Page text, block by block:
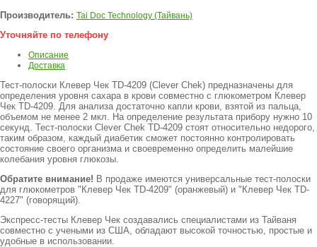
Производитель: Tai Doc Technology (Тайвань)
Уточняйте по телефону
Описание
Доставка
Тест-полоски Клевер Чек TD-4209 (Clever Chek) предназначены для
определения уровня сахара в крови совместно с глюкометром Клевер
Чек TD-4209. Для анализа достаточно капли крови, взятой из пальца,
объемом не менее 2 мкл. На определение результата прибору нужно 10
секунд. Тест-полоски Clever Chek TD-4209 стоят относительно недорого,
таким образом, каждый диабетик сможет постоянно контролировать
состояние своего организма и своевременно определить малейшие
колебания уровня глюкозы.
Обратите внимание! В продаже имеются универсальные тест-полоски
для глюкометров "Клевер Чек TD-4209" (оранжевый) и "Клевер Чек TD-
4227" (говорящий).
Экспресс-тесты Клевер Чек создавались специалистами из Тайваня
совместно с учеными из США, обладают высокой точностью, простые и
удобные в использовании.